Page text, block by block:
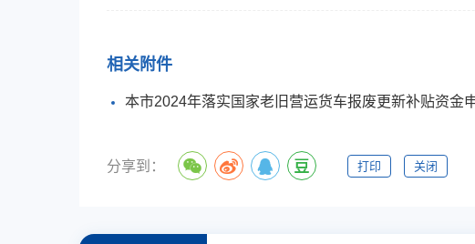
相关附件
本市2024年落实国家老旧营运货车报废更新补贴资金
分享到： 打印 关闭